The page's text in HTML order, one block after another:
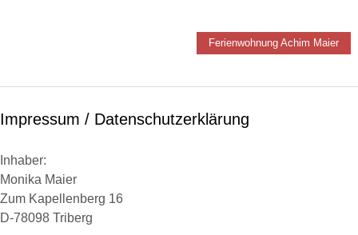
Ferienwohnung Achim Maier
Impressum / Datenschutzerklärung
Inhaber:
Monika Maier
Zum Kapellenberg 16
D-78098 Triberg